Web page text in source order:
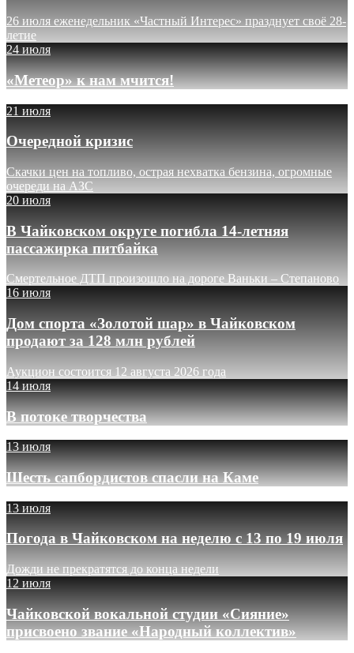
26 июля еженедельник «Частный Интерес» празднует своё 28-
летие
24 июля
«Метеор» к нам мчится!
21 июля
Очередной кризис
Скачки цен на топливо, острая нехватка бензина, огромные
очереди на АЗС
20 июля
В Чайковском округе погибла 14-летняя
пассажирка питбайка
Смертельное ДТП произошло на дороге Ваньки – Степаново
16 июля
Дом спорта «Золотой шар» в Чайковском
продают за 128 млн рублей
Аукцион состоится 12 августа 2026 года
14 июля
В потоке творчества
13 июля
Шесть сапбордистов спасли на Каме
13 июля
Погода в Чайковском на неделю с 13 по 19 июля
Дожди не прекратятся до конца недели
12 июля
Чайковской вокальной студии «Сияние»
присвоено звание «Народный коллектив»